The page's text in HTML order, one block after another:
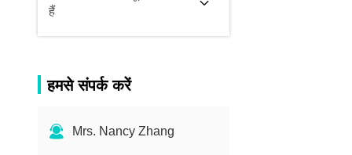
हैं
हमसे संपर्क करें
Mrs. Nancy Zhang